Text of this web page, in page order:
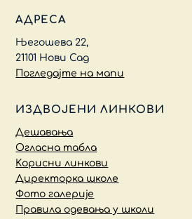
АДРЕСА
Његошева 22,
21101 Нови Сад
Погледајте на мапи
ИЗДВОЈЕНИ ЛИНКОВИ
Дешавања
Огласна табла
Kорисни линкови
Директорка школе
Фото галерије
Правила одевања у школи